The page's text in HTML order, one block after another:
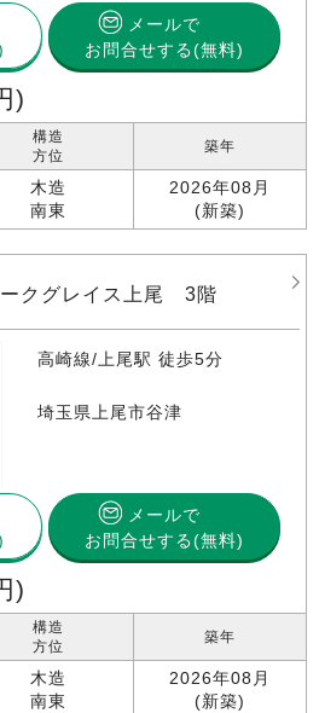
メールで
お問合せする(無料)
)
構造
方位
木造
南東
築年
2026年08月
(新築)
クグレイス上尾 3階
高崎線/上尾駅 徒歩5分
埼玉県上尾市谷津
メールで
お問合せする(無料)
)
構造
方位
木造
南東
築年
2026年08月
(新築)